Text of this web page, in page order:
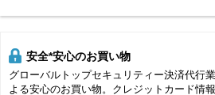
安全*安心のお買い物
グローバルトップセキュリティー決済代行
よる安心のお買い物。クレジットカード情